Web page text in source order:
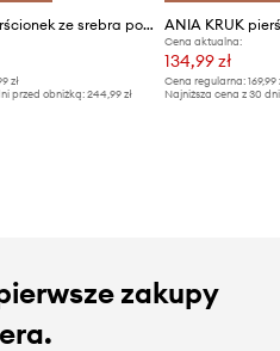
ANIA KRUK pierścionek ze srebra pokrytego złotem DUO
zł
przed obniżką:244,99 zł
Cena aktualna:
134,99 zł
Cena regularna: 169,99
Najniższa cena z 30
zakupy